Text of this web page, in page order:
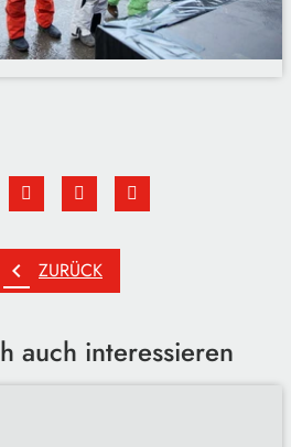
chevron_left ZURÜCK
auch interessieren